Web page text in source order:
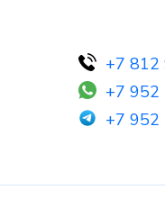
+7
+7 952
+7 952